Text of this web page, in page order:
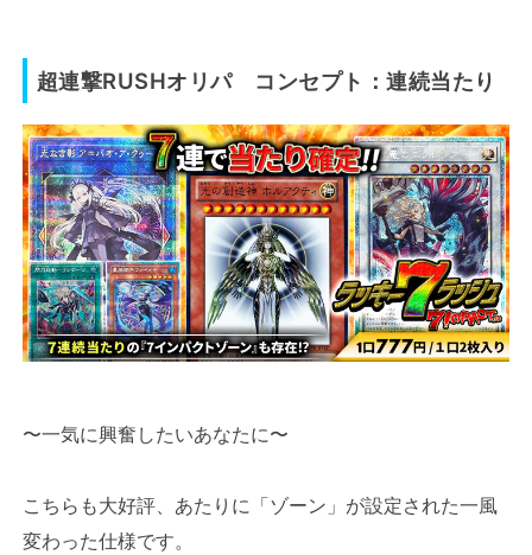
超連撃RUSHオリパ コンセプト：連続当たり
〜一気に興奮したいあなたに〜
こちらも大好評、あたりに「ゾーン」が設定された一風
変わった仕様です。